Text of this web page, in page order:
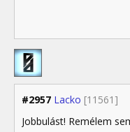
#2957 Lacko [11561]
Jobbulást! Remélem